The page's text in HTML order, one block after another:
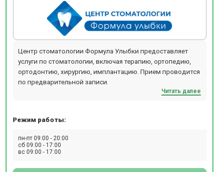
Центр стоматологии Формула Улыбки предоставляет
услуги по стоматологии, включая терапию, ортопедию,
ортодонтию, хирургию, имплантацию. Прием проводится
по предварительной записи.
Читать далее
Режим работы:
пн-пт 09:00 - 20:00
сб 09:00 - 17:00
вс 09:00 - 17:00